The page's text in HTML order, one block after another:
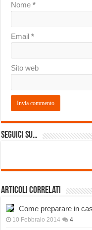
Nome*
Email*
Sito web
Seguici su…
Articoli correlati
Come preparare in
10 Febbraio 2014 4